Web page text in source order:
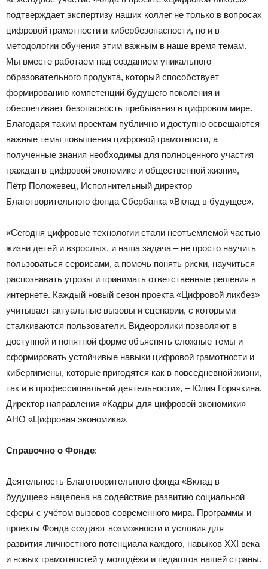
подтверждает экспертизу наших коллег не только в вопросах
цифровой грамотности и кибербезопасности, но и в
методологии обучения этим важным в наше время темам.
Мы вместе работаем над созданием уникального
образовательного продукта, который способствует
формированию компетенций будущего поколения и
обеспечивает безопасность пребывания в цифровом мире.
Благодаря таким проектам публично и доступно освещаются
важные темы повышения цифровой грамотности, а
полученные знания необходимы для полноценного участия
граждан в цифровой экономике и общественной жизни», –
Пётр Положевец, Исполнительный директор
Благотворительного фонда Сбербанка «Вклад в будущее».
«Сегодня цифровые технологии стали неотъемлемой частью
жизни детей и взрослых, и наша задача – не просто научить
пользоваться сервисами, а помочь понять риски, научиться
распознавать угрозы и принимать ответственные решения в
интернете. Каждый новый сезон проекта «Цифровой ликбез»
учитывает актуальные вызовы и сценарии, с которыми
сталкиваются пользователи. Видеоролики позволяют в
доступной и понятной форме объяснять сложные темы и
сформировать устойчивые навыки цифровой грамотности и
кибергигиены, которые пригодятся как в повседневной жизни,
так и в профессиональной деятельности», – Юлия Горячкина,
Директор направления «Кадры для цифровой экономики»
АНО «Цифровая экономика».
Справочно о Фонде:
Деятельность Благотворительного фонда «Вклад в
будущее» нацелена на содействие развитию социальной
сферы с учётом вызовов современного мира. Программы и
проекты Фонда создают возможности и условия для
развития личностного потенциала каждого, навыков XXI века
и новых грамотностей у молодёжи и педагогов нашей страны.